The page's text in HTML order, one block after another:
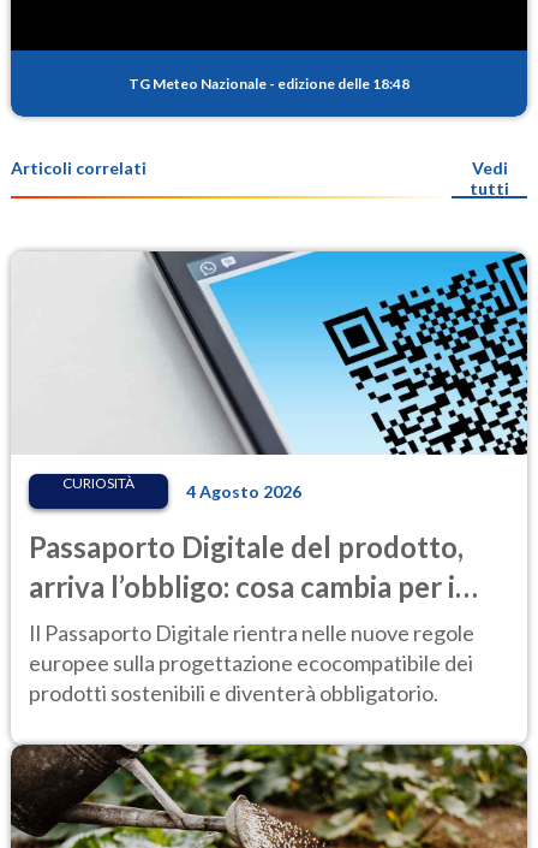
TG Meteo Nazionale - edizione delle 18:48
Articoli correlati
Vedi
tutti
CURIOSITÀ 4 Agosto 2026
Passaporto Digitale del prodotto,
arriva l’obbligo: cosa cambia per i
consumatori, dalle batterie
all’abbigliamento
Il Passaporto Digitale rientra nelle nuove regole
europee sulla progettazione ecocompatibile dei
prodotti sostenibili e diventerà obbligatorio.